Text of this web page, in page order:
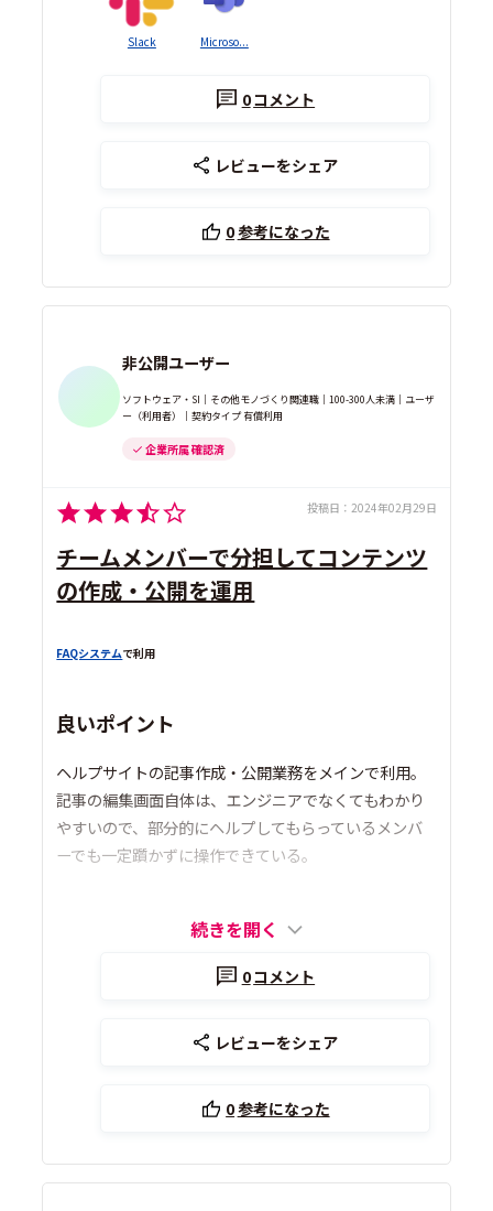
Slack Microso...
0コメント
レビューをシェア
0参考になった
非公開ユーザー
ソフトウェア・SI｜その他モノづくり関連職｜100-300人未満｜ユーザ
ー（利用者）｜契約タイプ 有償利用
企業所属 確認済
投稿日： 2024年02月29日
チームメンバーで分担してコンテンツ
の作成・公開を運用
FAQシステムで利用
良いポイント
ヘルプサイトの記事作成・公開業務をメインで利用。
記事の編集画面自体は、エンジニアでなくてもわかり
やすいので、部分的にヘルプしてもらっているメンバ
ーでも一定躓かずに操作できている。
続きを開く
0コメント
レビューをシェア
0参考になった